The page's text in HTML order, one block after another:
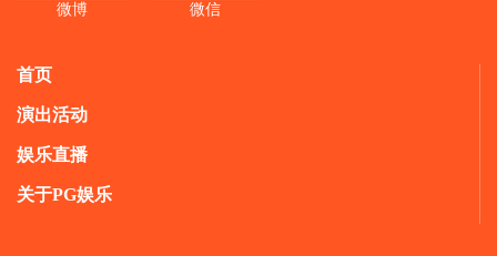
微博 微信
首页
演出活动
娱乐直播
关于PG娱乐